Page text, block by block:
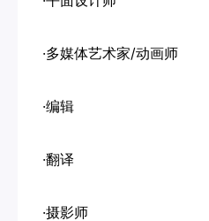
·多媒体艺术家/动画师
·编辑
·翻译
·摄影师